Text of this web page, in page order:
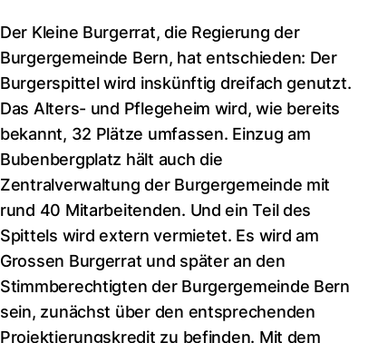
Der Kleine Burgerrat, die Regierung der
Burgergemeinde Bern, hat entschieden: Der
Burgerspittel wird inskünftig dreifach genutzt.
Das Alters- und Pflegeheim wird, wie bereits
bekannt, 32 Plätze umfassen. Einzug am
Bubenbergplatz hält auch die
Zentralverwaltung der Burgergemeinde mit
rund 40 Mitarbeitenden. Und ein Teil des
Spittels wird extern vermietet. Es wird am
Grossen Burgerrat und später an den
Stimmberechtigten der Burgergemeinde Bern
sein, zunächst über den entsprechenden
Projektierungskredit zu befinden. Mit dem